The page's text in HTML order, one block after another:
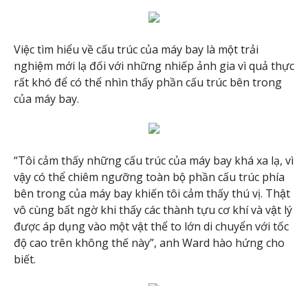
Việc tìm hiểu về cấu trúc của máy bay là một trải
nghiệm mới lạ đối với những nhiếp ảnh gia vì quả thực
rất khó để có thể nhìn thấy phần cấu trúc bên trong
của máy bay.
“Tôi cảm thấy những cấu trúc của máy bay khá xa lạ, vì
vậy có thể chiêm ngưỡng toàn bộ phần cấu trúc phía
bên trong của máy bay khiến tôi cảm thấy thú vị. Thật
vô cùng bất ngờ khi thấy các thành tựu cơ khí và vật lý
được áp dụng vào một vật thể to lớn di chuyển với tốc
độ cao trên không thế này”, anh Ward hào hứng cho
biết.